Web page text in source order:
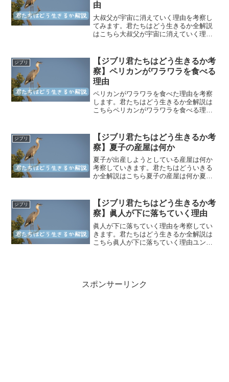
由
大叔父が宇宙に消えていく理由を考察し
てみます。君たちはどう生きるか全解説
はこちら大叔父が宇宙に消えていく理由
となったと考えられます。十三回忌と
は？ 十三回忌とは、故人...
ジブリ
【ジブリ君たちはどう生きるか考
察】ペリカンがワラワラを食べる
理由
ペリカンがワラワラを食べた理由を考察
します。君たちはどう生きるか全解説は
こちらペリカンがワラワラを食べる理由
発言している。なぜ大叔父はペリカンに
ワラワラを食べさせている...
ジブリ
【ジブリ君たちはどう生きるか考
察】夏子の産屋は何か
夏子が出産しようとしている産屋は何か
考察していきます。君たちはどういきる
か全解説はこちら夏子の産屋は何か夏子
行く際に、「石は私たちがここにいるこ
とを良く思っていない」「...
ジブリ
【ジブリ君たちはどう生きるか考
察】眞人が下に落ちていく理由
眞人が下に落ちていく理由を考察してい
きます。君たちはどう生きるか全解説は
こちら眞人が下に落ちていく理由ユング
スポンサーリンク